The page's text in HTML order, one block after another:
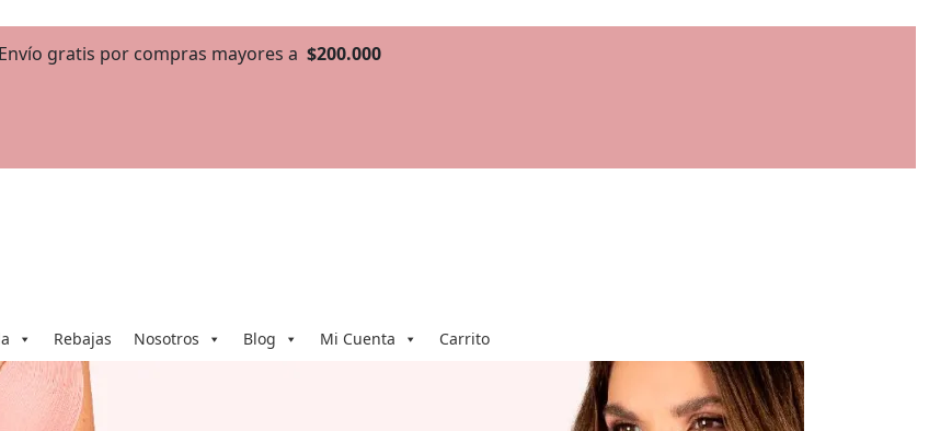
Envío gratis por compras mayores a$200.000
Rebajas Nosotros Blog Mi Cuenta Carrito